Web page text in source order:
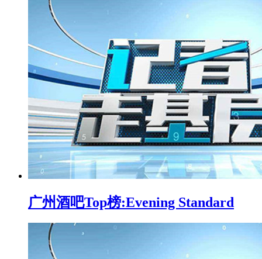
广州酒吧Top榜:Evening Standard